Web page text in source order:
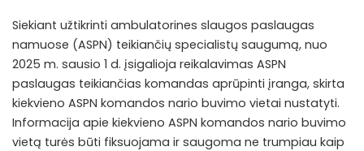
Siekiant užtikrinti ambulatorines slaugos paslaugas
namuose (ASPN) teikiančių specialistų saugumą, nuo
2025 m. sausio 1 d. įsigalioja reikalavimas ASPN
paslaugas teikiančias komandas aprūpinti įranga, skirta
kiekvieno ASPN komandos nario buvimo vietai nustatyti.
Informacija apie kiekvieno ASPN komandos nario buvimo
vietą turės būti fiksuojama ir saugoma ne trumpiau kaip